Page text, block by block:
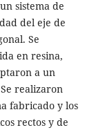
sistema de
del eje de
Se
en resina,
a un
realizaron
fabricado y los
rectos y de